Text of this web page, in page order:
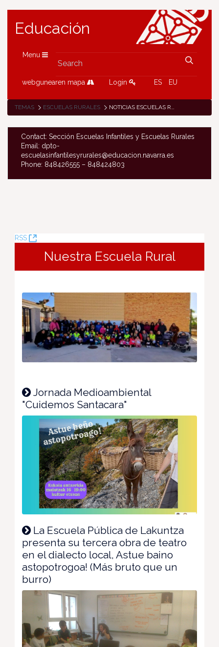
Educación
Menu
webgunearen mapa Login ES EU
TEMAS ESCUELAS RURALES NOTICIAS ESCUELAS RURALES
Contact: Sección Escuelas Infantiles y Escuelas Rurales
Email: dpto-
escuelasinfantilesyrurales@educacion.navarra.es
Phone: 848426555 – 848424803
RSS
(Opens
Window)
Nuestra Escuela Rural
Jornada Medioambiental
"Cuidemos Santacara"
La Escuela Pública de Lakuntza
presenta su tercera obra de teatro
en el dialecto local, Astue baino
astopotrogoa! (Más bruto que un
burro)